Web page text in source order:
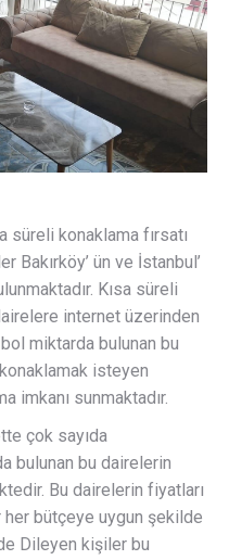
süreli konaklama fırsatı
Bakırköy’ ün ve İstanbul’
Kısa süreli
internet üzerinden
miktarda bulunan bu
isteyen
imkanı sunmaktadır.
çok sayıda
bulunan bu dairelerin
Bu dairelerin fiyatları
bütçeye uygun şekilde
Dileyen kişiler bu